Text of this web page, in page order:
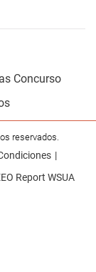
Concurso
reservados.
Report WSUA